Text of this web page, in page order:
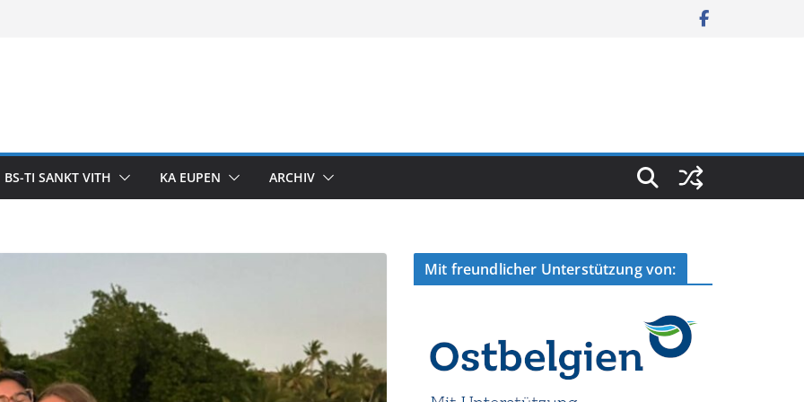
BS-TI SANKT VITH KA EUPEN ARCHIV
Mit freundlicher Unterstützung von: